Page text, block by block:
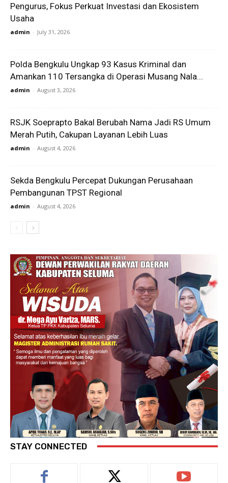
Pengurus, Fokus Perkuat Investasi dan Ekosistem
Usaha
admin - July 31, 2026
Polda Bengkulu Ungkap 93 Kasus Kriminal dan
Amankan 110 Tersangka di Operasi Musang Nala...
admin - August 3, 2026
RSJK Soeprapto Bakal Berubah Nama Jadi RS Umum
Merah Putih, Cakupan Layanan Lebih Luas
admin - August 4, 2026
Sekda Bengkulu Percepat Dukungan Perusahaan
Pembangunan TPST Regional
admin - August 4, 2026
STAY CONNECTED